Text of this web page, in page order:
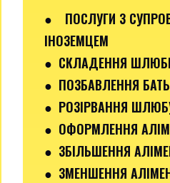
●
ПОСЛУГИ З
ІНОЗЕМЦЕМ
● СКЛАДЕННЯ
● ПОЗБАВЛЕННЯ
● РОЗІРВАННЯ
● ОФОРМЛЕННЯ
● ЗБІЛЬШЕННЯ
● ЗМЕНШЕННЯ